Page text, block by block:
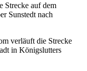
Strecke auf dem
Sunstedt nach
verläuft die Strecke
in Königslutters